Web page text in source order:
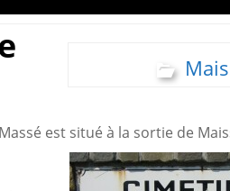
est situé à la sortie de